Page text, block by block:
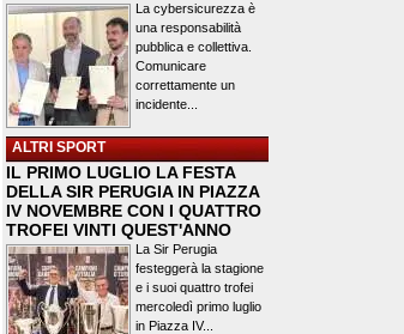
La cybersicurezza è
una responsabilità
pubblica e collettiva.
Comunicare
correttamente un
incidente...
ALTRI SPORT
IL PRIMO LUGLIO LA FESTA
DELLA SIR PERUGIA IN PIAZZA
IV NOVEMBRE CON I QUATTRO
TROFEI VINTI QUEST'ANNO
La Sir Perugia
festeggerà la stagione
e i suoi quattro trofei
mercoledì primo luglio
in Piazza IV...